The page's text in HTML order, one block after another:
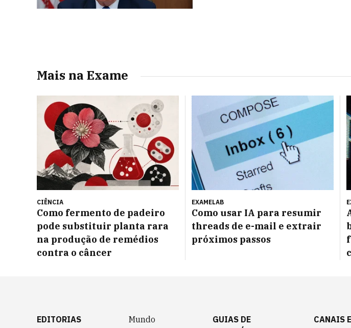
Mais na Exame
CIÊNCIA
Como fermento de padeiro
pode substituir planta rara
na produção de remédios
contra o câncer
EXAMELAB
Como usar IA para resumir
threads de e-mail e extrair
próximos passos
EDITORIAS
Mundo
GUIAS DE
CANAIS